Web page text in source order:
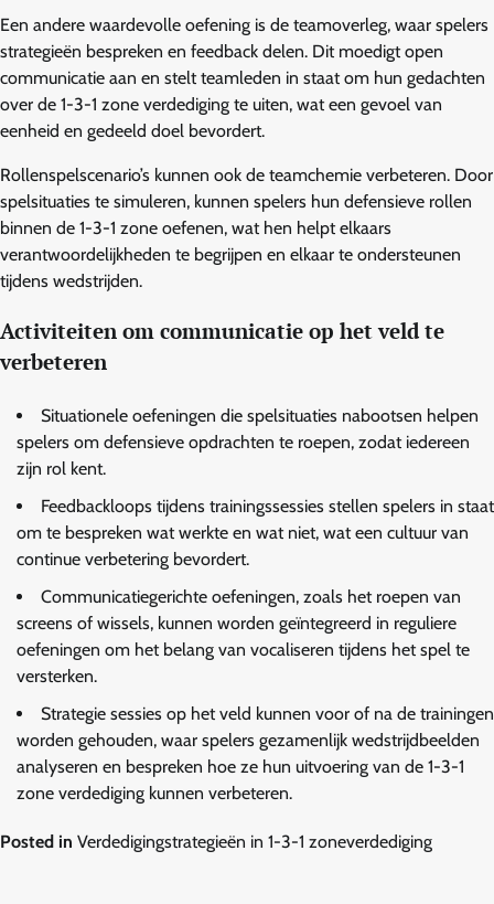
Een andere waardevolle oefening is de teamoverleg, waar spelers
strategieën bespreken en feedback delen. Dit moedigt open
communicatie aan en stelt teamleden in staat om hun gedachten
over de 1-3-1 zone verdediging te uiten, wat een gevoel van
eenheid en gedeeld doel bevordert.
Rollenspelscenario’s kunnen ook de teamchemie verbeteren. Door
spelsituaties te simuleren, kunnen spelers hun defensieve rollen
binnen de 1-3-1 zone oefenen, wat hen helpt elkaars
verantwoordelijkheden te begrijpen en elkaar te ondersteunen
tijdens wedstrijden.
Activiteiten om communicatie op het veld te
verbeteren
Situationele oefeningen die spelsituaties nabootsen helpen
spelers om defensieve opdrachten te roepen, zodat iedereen
zijn rol kent.
Feedbackloops tijdens trainingssessies stellen spelers in staat
om te bespreken wat werkte en wat niet, wat een cultuur van
continue verbetering bevordert.
Communicatiegerichte oefeningen, zoals het roepen van
screens of wissels, kunnen worden geïntegreerd in reguliere
oefeningen om het belang van vocaliseren tijdens het spel te
versterken.
Strategie sessies op het veld kunnen voor of na de trainingen
worden gehouden, waar spelers gezamenlijk wedstrijdbeelden
analyseren en bespreken hoe ze hun uitvoering van de 1-3-1
zone verdediging kunnen verbeteren.
Posted in Verdedigingstrategieën in 1-3-1 zoneverdediging